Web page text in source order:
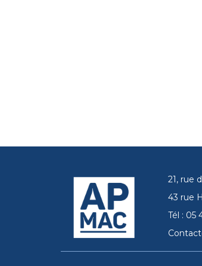
21, rue
43 rue
Tél : 05